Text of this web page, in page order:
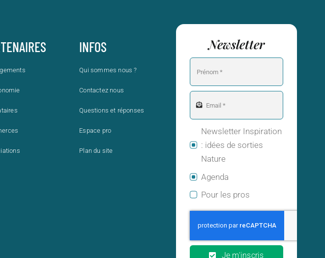
INFOS
Qui sommes nous ?
Contactez nous
Questions et réponses
Espace pro
Plan du site
Newsletter
Newsletter Inspiration
: idées de sorties
Nature
Agenda
Pour les pros
Je m'inscris